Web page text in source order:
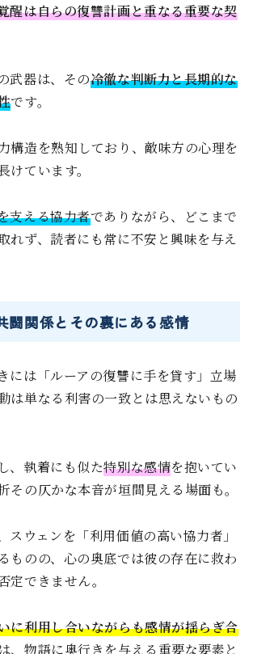
醒は自らの復讐計画と重なる重要な契
武器は、その冷徹な判断力と長期的な
です。
構造を熟知しており、敵味方の心理を
けています。
支える協力者でありながら、どこまで
れず、読者にも常に不安と興味を与え
闘関係とその裏にある感情
には「ルーアの復讐に手を貸す」立場
は単なる利害の一致とは思えないもの
、執着にも似た特別な感情を抱いてい
その仄かな本音が垣間見える場面も。
スウェンを「利用価値の高い協力者」
ものの、心の奥底では彼の存在に救わ
定できません。
に利用し合いながらも感情が揺らぎ合
、物語に奥行きを与える重要な要素と